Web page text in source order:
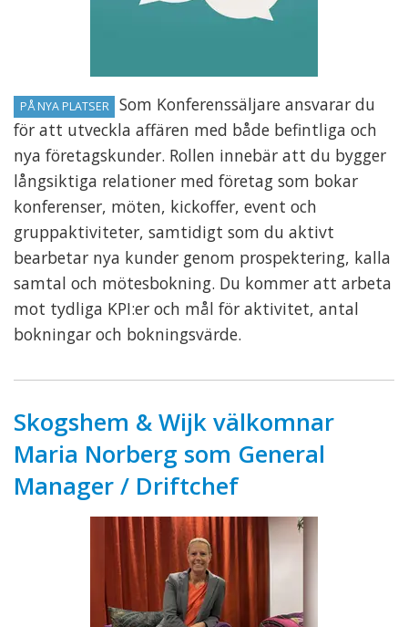
PÅ NYA PLATSER
Som Konferenssäljare ansvarar du
för att utveckla affären med både befintliga och
nya företagskunder. Rollen innebär att du bygger
långsiktiga relationer med företag som bokar
konferenser, möten, kickoffer, event och
gruppaktiviteter, samtidigt som du aktivt
bearbetar nya kunder genom prospektering, kalla
samtal och mötesbokning. Du kommer att arbeta
mot tydliga KPI:er och mål för aktivitet, antal
bokningar och bokningsvärde.
Skogshem & Wijk välkomnar
Maria Norberg som General
Manager / Driftchef